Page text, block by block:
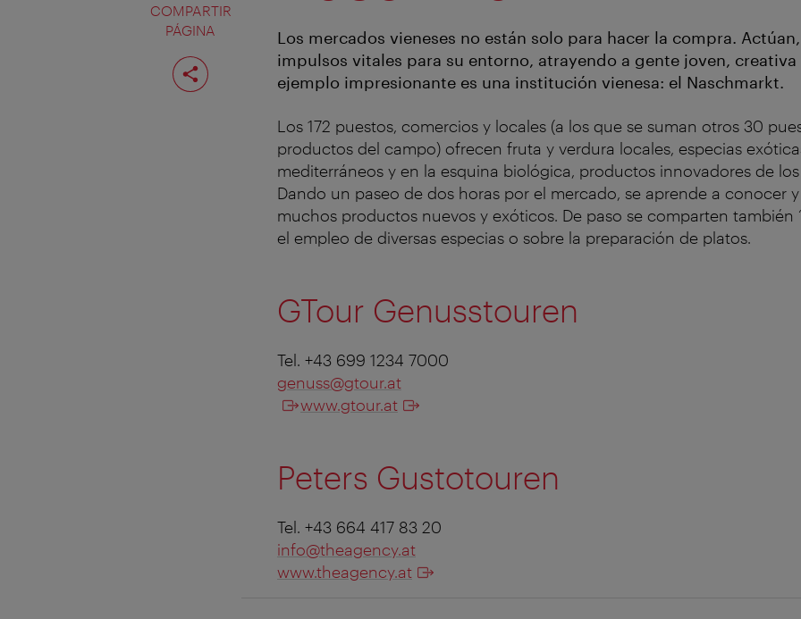
COMPARTIR
PÁGINA
Compartir
página
Los mercados vieneses no están solo para hacer la compra.
impulsos vitales para su entorno, atrayendo a gente joven,
ejemplo impresionante es una institución vienesa: el Naschmarkt.
Los 172 puestos, comercios y locales (a los que se suman otros 30
productos del campo) ofrecen fruta y verdura locales, especias
mediterráneos y en la esquina biológica, productos innovadores de
Dando un paseo de dos horas por el mercado, se aprende a conocer
muchos productos nuevos y exóticos. De paso se comparten también
el empleo de diversas especias o sobre la preparación de platos.
GTour Genusstouren
Tel. +43 699 1234 7000
genuss@gtour.at
www.gtour.at
Peters Gustotouren
Tel. +43 664 417 83 20
info@theagency.at
www.theagency.at